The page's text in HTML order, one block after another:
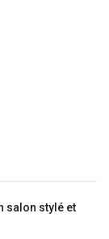
salon stylé et